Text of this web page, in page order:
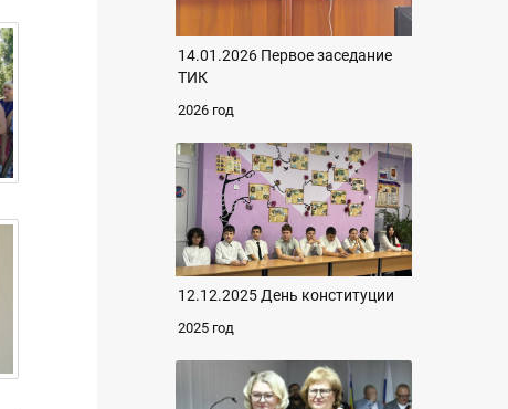
14.01.2026 Первое заседание
ТИК
2026 год
12.12.2025 День конституции
2025 год